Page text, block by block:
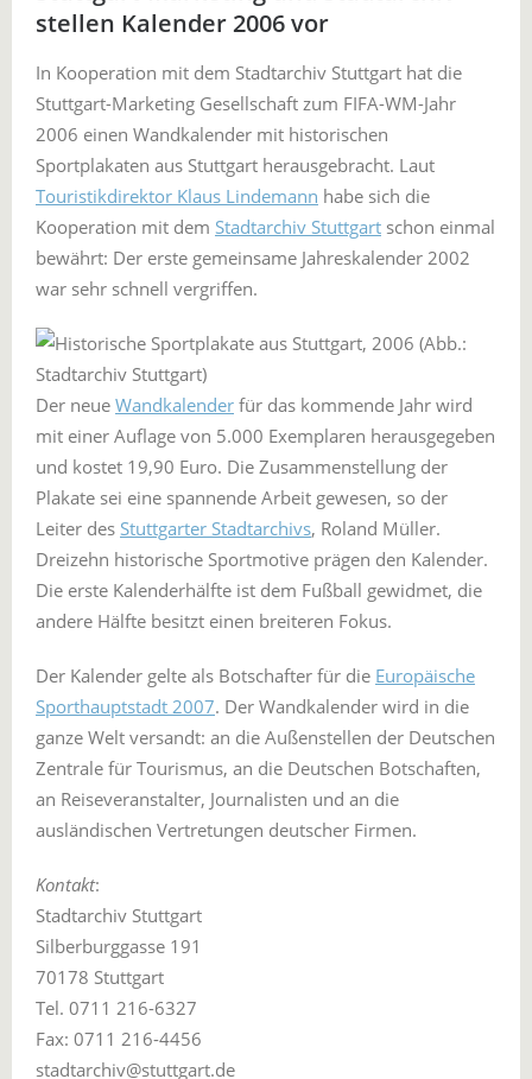
stellen Kalender 2006 vor
In Kooperation mit dem Stadtarchiv Stuttgart hat die
Stuttgart-Marketing Gesellschaft zum FIFA-WM-Jahr
2006 einen Wandkalender mit historischen
Sportplakaten aus Stuttgart herausgebracht. Laut
Touristikdirektor Klaus Lindemann habe sich die
Kooperation mit dem Stadtarchiv Stuttgart schon einmal
bewährt: Der erste gemeinsame Jahreskalender 2002
war sehr schnell vergriffen.
Der neue Wandkalender für das kommende Jahr wird
mit einer Auflage von 5.000 Exemplaren herausgegeben
und kostet 19,90 Euro. Die Zusammenstellung der
Plakate sei eine spannende Arbeit gewesen, so der
Leiter des Stuttgarter Stadtarchivs, Roland Müller.
Dreizehn historische Sportmotive prägen den Kalender.
Die erste Kalenderhälfte ist dem Fußball gewidmet, die
andere Hälfte besitzt einen breiteren Fokus.
Der Kalender gelte als Botschafter für die Europäische
Sporthauptstadt 2007. Der Wandkalender wird in die
ganze Welt versandt: an die Außenstellen der Deutschen
Zentrale für Tourismus, an die Deutschen Botschaften,
an Reiseveranstalter, Journalisten und an die
ausländischen Vertretungen deutscher Firmen.
Kontakt:
Stadtarchiv Stuttgart
Silberburggasse 191
70178 Stuttgart
Tel. 0711 216-6327
Fax: 0711 216-4456
stadtarchiv@stuttgart.de